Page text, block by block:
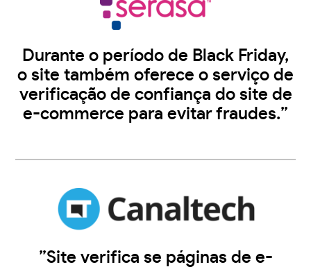
Durante o período de Black Friday,
o site também oferece o serviço de
verificação de confiança do site de
e-commerce para evitar fraudes.”
”Site verifica se páginas de e-